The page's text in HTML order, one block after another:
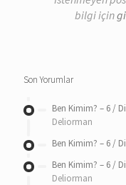
bilgi için
Son Yorumlar
Ben Kimim? – 6 /
Deliorman
Ben Kimim? – 6 /
Ben Kimim? – 6 /
Deliorman